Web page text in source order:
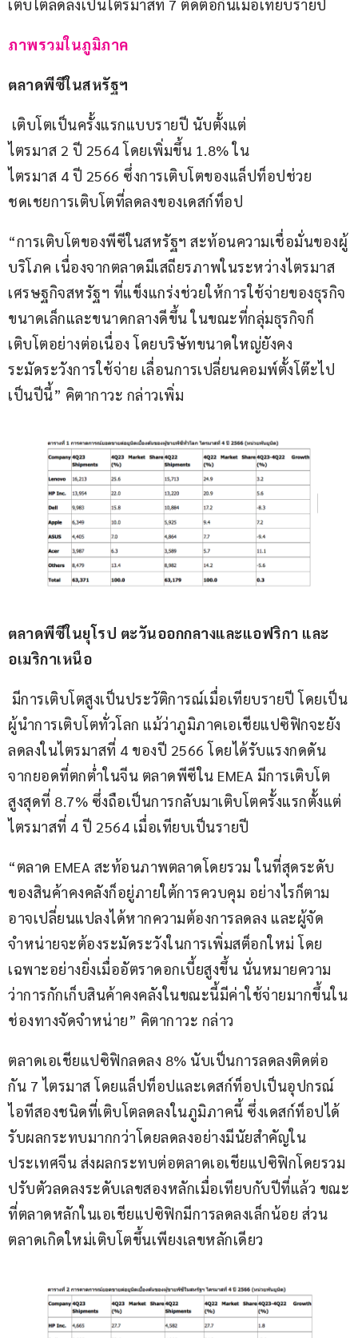
เติบโตลดลงเป็นไตรมาสที่ 7 ติดต่อกันเมื่อเทียบรายปี
ภาพรวมในภูมิภาค
ตลาดพีซีในสหรัฐฯ
ไตรมาส 2 ปี 2564 โดยเพิ่มขึ้น 1.8% ใน
ไตรมาส 4 ปี 2566 ซึ่งการเติบโตของแล็ปท็อปช่วย
ชดเชยการเติบโตที่ลดลงของเดสก์ท็อป
“การเติบโตของพีซีในสหรัฐฯ สะท้อนความเชื่อมั่นของผู้
บริโภค เนื่องจากตลาดมีเสถียรภาพในระหว่างไตรมาส
เศรษฐกิจสหรัฐฯ ที่แข็งแกร่งช่วยให้การใช้จ่ายของธุรกิจ
ขนาดเล็กและขนาดกลางดีขึ้น ในขณะที่กลุ่มธุรกิจก็
เติบโตอย่างต่อเนื่อง โดยบริษัทขนาดใหญ่ยังคง
ระมัดระวังการใช้จ่าย เลื่อนการเปลี่ยนคอมพ์ตั้งโต๊ะไป
เป็นปีนี้” คิตากาวะ กล่าวเพิ่ม
ตลาดพีซีในยุโรป ตะวันออกกลางและแอฟริกา และ
อเมริกาเหนือ
ผู้นำการเติบโตทั่วโลก แม้ว่าภูมิภาคเอเชียแปซิฟิกจะยัง
ลดลงในไตรมาสที่ 4 ของปี 2566 โดยได้รับแรงกดดัน
จากยอดที่ตกต่ำในจีน ตลาดพีซีใน EMEA มีการเติบโต
สูงสุดที่ 8.7% ซึ่งถือเป็นการกลับมาเติบโตครั้งแรกตั้งแต่
ไตรมาสที่ 4 ปี 2564 เมื่อเทียบเป็นรายปี
“ตลาด EMEA สะท้อนภาพตลาดโดยรวม ในที่สุดระดับ
ของสินค้าคงคลังก็อยู่ภายใต้การควบคุม อย่างไรก็ตาม
อาจเปลี่ยนแปลงได้หากความต้องการลดลง และผู้จัด
จำหน่ายจะต้องระมัดระวังในการเพิ่มสต็อกใหม่ โดย
เฉพาะอย่างยิ่งเมื่ออัตราดอกเบี้ยสูงขึ้น นั่นหมายความ
ว่าการกักเก็บสินค้าคงคลังในขณะนี้มีค่าใช้จ่ายมากขึ้นใน
ช่องทางจัดจำหน่าย” คิตากาวะ กล่าว
ตลาดเอเชียแปซิฟิกลดลง 8% นับเป็นการลดลงติดต่อ
กัน 7 ไตรมาส โดยแล็ปท็อปและเดสก์ท็อปเป็นอุปกรณ์
ไอทีสองชนิดที่เติบโตลดลงในภูมิภาคนี้ ซึ่งเดสก์ท็อปได้
รับผลกระทบมากกว่าโดยลดลงอย่างมีนัยสำคัญใน
ประเทศจีน ส่งผลกระทบต่อตลาดเอเชียแปซิฟิกโดยรวม
ปรับตัวลดลงระดับเลขสองหลักเมื่อเทียบกับปีที่แล้ว ขณะ
ที่ตลาดหลักในเอเชียแปซิฟิกมีการลดลงเล็กน้อย ส่วน
ตลาดเกิดใหม่เติบโตขึ้นเพียงเลขหลักเดียว